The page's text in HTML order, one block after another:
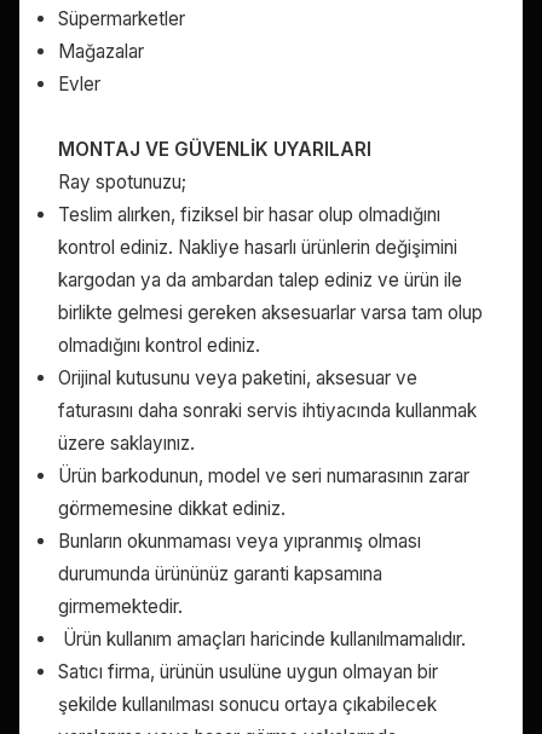
Süpermarketler
Mağazalar
Evler
MONTAJ VE GÜVENLİK UYARILARI
Ray spotunuzu;
Teslim alırken, fiziksel bir hasar olup olmadığını
kontrol ediniz. Nakliye hasarlı ürünlerin değişimini
kargodan ya da ambardan talep ediniz ve ürün ile
birlikte gelmesi gereken aksesuarlar varsa tam olup
olmadığını kontrol ediniz.
Orijinal kutusunu veya paketini, aksesuar ve
faturasını daha sonraki servis ihtiyacında kullanmak
üzere saklayınız.
Ürün barkodunun, model ve seri numarasının zarar
görmemesine dikkat ediniz.
Bunların okunmaması veya yıpranmış olması
durumunda ürününüz garanti kapsamına
girmemektedir.
Ürün kullanım amaçları haricinde kullanılmamalıdır.
Satıcı firma, ürünün usulüne uygun olmayan bir
şekilde kullanılması sonucu ortaya çıkabilecek